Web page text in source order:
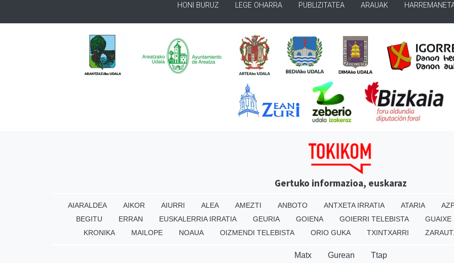
HONI BURUZ LEGE OHARRA PUBLIZITATEA ARAUAK
Gertuko informazioa, euskaraz
AIARALDEA AIKOR AIURRI ALEA AMEZTI ANBOTO ANTXETA IRRATIA ATARIA
BEGITU
ERRAN EUSKALERRIA IRRATIA GEURIA GOIENA GOIERRI TELEBISTA GUAIXE
KRONIKA
MAILOPE NOAUA OIZMENDI TELEBISTA ORIO GUKA TXINTXARRI
Matx Gurean Ttap